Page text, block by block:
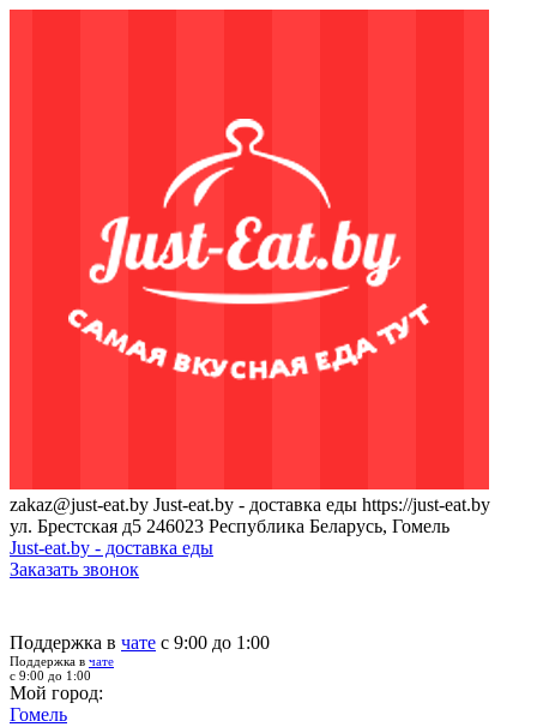
zakaz@just-eat.by Just-eat.by - доставка еды https://just-eat.by
ул. Брестская д5 246023 Республика Беларусь, Гомель
Just-eat.by - доставка еды
Заказать звонок
Поддержка в чате с 9:00 до 1:00
Поддержка в чате
с 9:00 до 1:00
Мой город:
Гомель